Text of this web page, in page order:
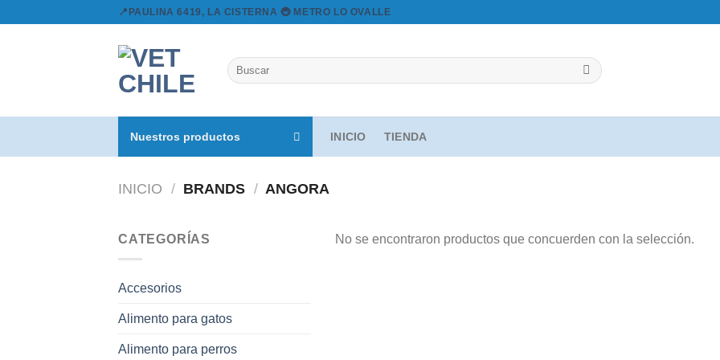
📍PAULINA 6419, LA CISTERNA 🚇 METRO LO OVALLE
Buscar
por:
Nuestros productos INICIO TIENDA
INICIO / BRANDS / ANGORA
CATEGORÍAS
Accesorios
Alimento para gatos
Alimento para perros
No se encontraron productos que concuerden con la selección.